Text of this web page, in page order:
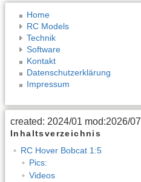
Home
RC Models
Technik
Software
Kontakt
Datenschutzerklärung
Impressum
created: 2024/01 mod:2026/07
Inhaltsverzeichnis
RC Hover Bobcat 1:5
Pics:
Videos